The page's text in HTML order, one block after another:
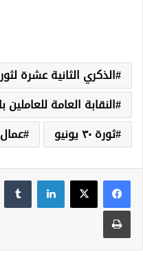
الذكري الثانية عشرة لثورة 30
النقابة العامة للعاملين
ثورة ٣٠ يونيو
لينكدإن